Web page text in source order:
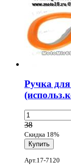
Ручка для
38
Скидка 18%
Арт.17-7120